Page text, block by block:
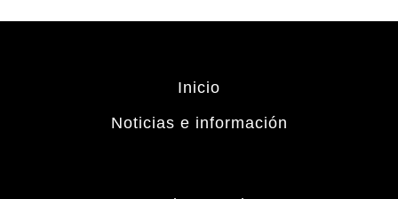
Inicio
Noticias e información